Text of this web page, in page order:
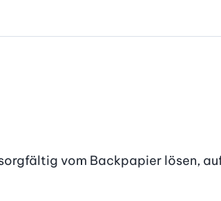
vom Backpapier lösen,